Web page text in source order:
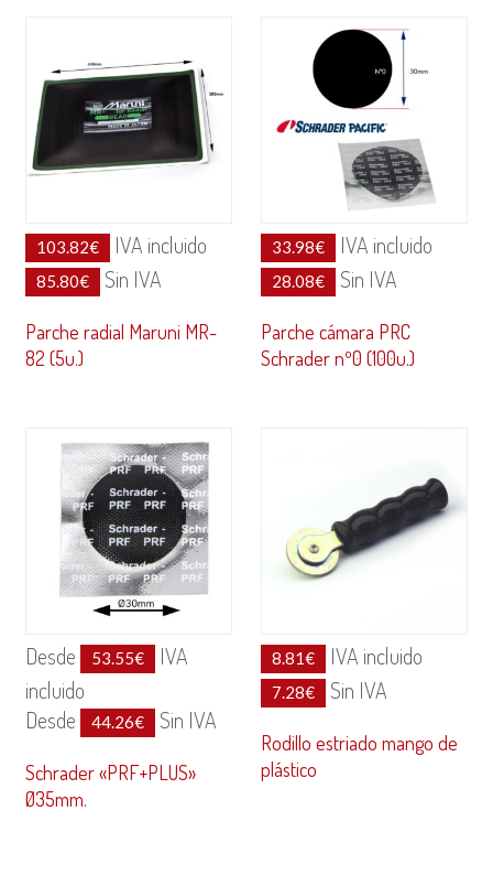
103.82€ IVA incluido
85.80€ Sin IVA
Parche radial Maruni MR-
82 (5u.)
33.98€ IVA incluido
28.08€ Sin IVA
Parche cámara PRC
Schrader nº0 (100u.)
Desde 53.55€
IVA
incluido
Desde
44.26€ Sin IVA
Schrader «PRF+PLUS»
Ø35mm.
8.81€ IVA incluido
7.28€ Sin IVA
Rodillo estriado mango de
plástico